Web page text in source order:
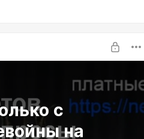
на земле , общество
, значит это не грех?)
с
на